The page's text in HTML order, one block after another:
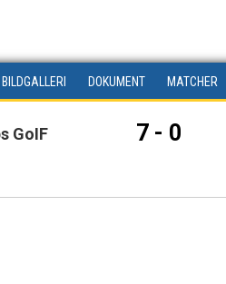
BILDGALLERI DOKUMENT MATCHER
GoIF 7 - 0